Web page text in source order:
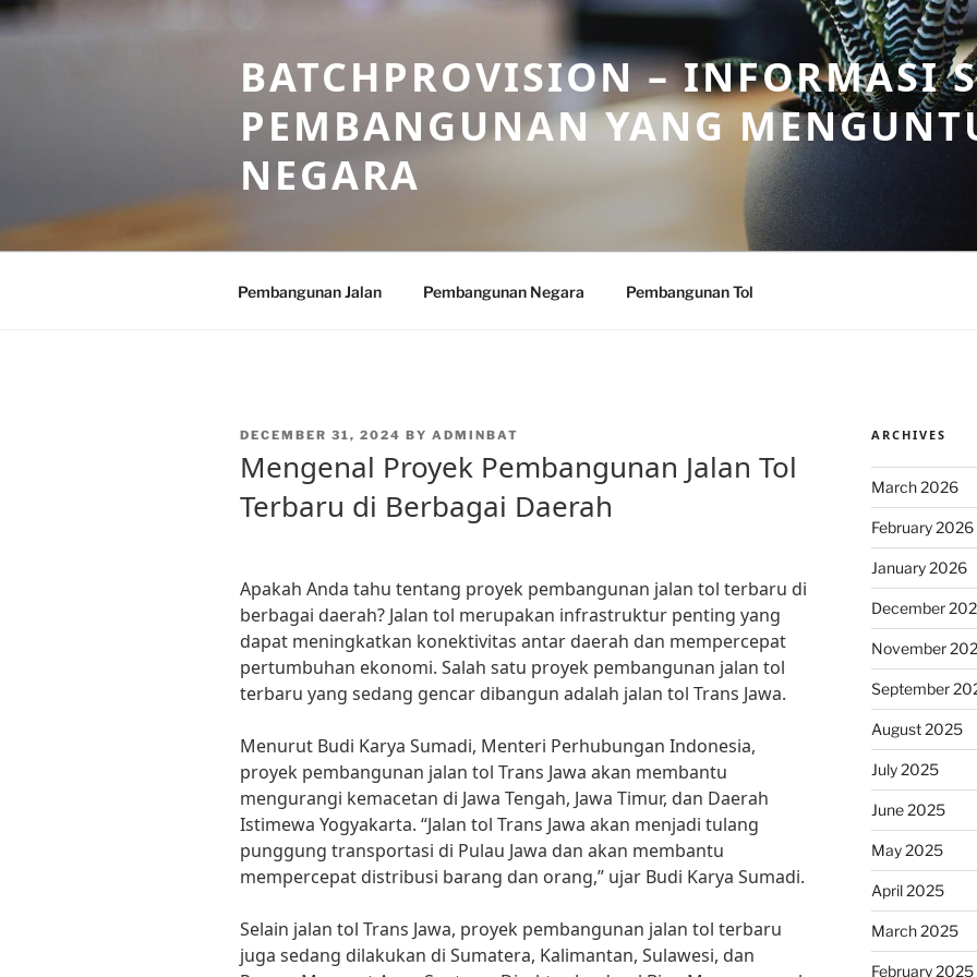
Skip
to
BATCHPROVISION – INFORMASI
PEMBANGUNAN YANG
NEGARA
Pembangunan Jalan Pembangunan Negara Pembangunan Tol
POSTED
DECEMBER 31, 2024 BY ADMINBAT
Mengenal Proyek Pembangunan Jalan Tol
Terbaru di Berbagai Daerah
Apakah Anda tahu tentang proyek pembangunan jalan tol terbaru di
berbagai daerah? Jalan tol merupakan infrastruktur penting yang
dapat meningkatkan konektivitas antar daerah dan mempercepat
pertumbuhan ekonomi. Salah satu proyek pembangunan jalan tol
terbaru yang sedang gencar dibangun adalah jalan tol Trans Jawa.
Menurut Budi Karya Sumadi, Menteri Perhubungan Indonesia,
proyek pembangunan jalan tol Trans Jawa akan membantu
mengurangi kemacetan di Jawa Tengah, Jawa Timur, dan Daerah
Istimewa Yogyakarta. “Jalan tol Trans Jawa akan menjadi tulang
punggung transportasi di Pulau Jawa dan akan membantu
mempercepat distribusi barang dan orang,” ujar Budi Karya Sumadi.
Selain jalan tol Trans Jawa, proyek pembangunan jalan tol terbaru
juga sedang dilakukan di Sumatera, Kalimantan, Sulawesi, dan
ARCHIVES
March 2026
February 2026
January 2026
December
November
September
August 2025
July 2025
June 2025
May 2025
April 2025
March 2025
February 2025